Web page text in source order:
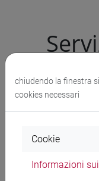
Future
chiudendo la finestra
cookies necessari
Cookie
Informazioni